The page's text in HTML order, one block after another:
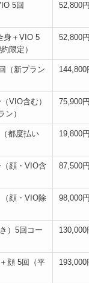
5回 52,800円
身＋VIO 5
限定）
52,800円
（新プラン
144,800
VIO含む）
ン）
75,900円
都度払い
19,800円
顔・VIO含
87,500円
顔・VIO除
98,000円
）5回コー
130,000
顔 5回（平
193,000